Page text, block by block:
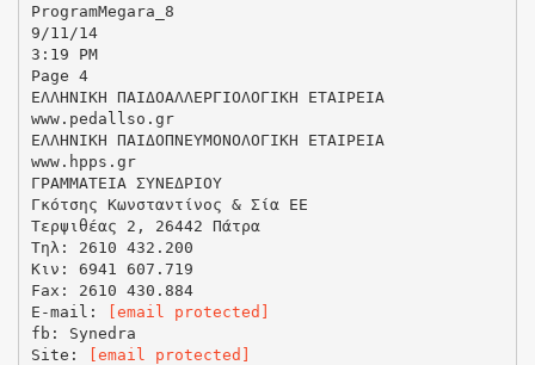
ProgramMegara_8
9/11/14
3:19 PM
Page 4
ΕΛΛΗΝΙΚΗ ΠΑΙΔΟΑΛΛΕΡΓΙΟΛΟΓΙΚΗ ΕΤΑΙΡΕΙΑ
www.pedallso.gr
ΕΛΛΗΝΙΚΗ ΠΑΙΔΟΠΝΕΥΜΟΝΟΛΟΓΙΚΗ ΕΤΑΙΡΕΙΑ
www.hpps.gr
ΓΡΑΜΜΑΤΕΙΑ ΣΥΝΕΔΡΙΟΥ
Γκότσης Κωνσταντίνος & Σία ΕΕ
Τερψιθέας 2, 26442 Πάτρα
Τηλ: 2610 432.200
Κιν: 6941 607.719
Fax: 2610 430.884
E-mail:
[email protected]
fb: Synedra
Site:
[email protected]